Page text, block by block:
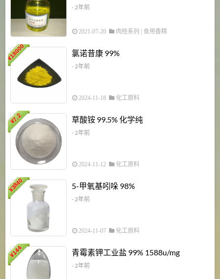
- 2年前
2021-07-20 肉桂系列 食用香精
¥
18000 氯诺昔康 99%
- 2年前
2024-11-18 化工原料
¥
7.2 草酸铵 99.5% 化学纯
- 2年前
2024-11-12 化工原料
¥
3840 5-甲氧基吲哚 98%
- 2年前
2024-11-07 化工原料
¥
144 青霉素钾工业盐 99% 1588u/mg
- 2年前